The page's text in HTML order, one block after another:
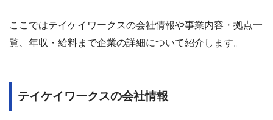
ここではテイケイワークスの会社情報や事業内容・拠点一
覧、年収・給料まで企業の詳細について紹介します。
テイケイワークスの会社情報